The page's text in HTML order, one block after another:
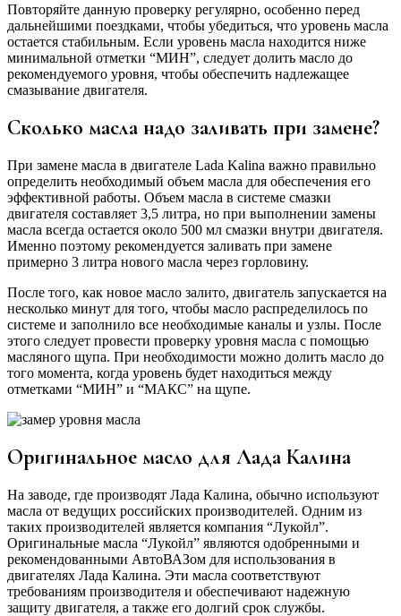
Повторяйте данную проверку регулярно, особенно перед
дальнейшими поездками, чтобы убедиться, что уровень масла
остается стабильным. Если уровень масла находится ниже
минимальной отметки “МИН”, следует долить масло до
рекомендуемого уровня, чтобы обеспечить надлежащее
смазывание двигателя.
Сколько масла надо заливать при замене?
При замене масла в двигателе Lada Kalina важно правильно
определить необходимый объем масла для обеспечения его
эффективной работы. Объем масла в системе смазки
двигателя составляет 3,5 литра, но при выполнении замены
масла всегда остается около 500 мл смазки внутри двигателя.
Именно поэтому рекомендуется заливать при замене
примерно 3 литра нового масла через горловину.
После того, как новое масло залито, двигатель запускается на
несколько минут для того, чтобы масло распределилось по
системе и заполнило все необходимые каналы и узлы. После
этого следует провести проверку уровня масла с помощью
масляного щупа. При необходимости можно долить масло до
того момента, когда уровень будет находиться между
отметками “МИН” и “МАКС” на щупе.
Оригинальное масло для Лада Калина
На заводе, где производят Лада Калина, обычно используют
масла от ведущих российских производителей. Одним из
таких производителей является компания “Лукойл”.
Оригинальные масла “Лукойл” являются одобренными и
рекомендованными АвтоВАЗом для использования в
двигателях Лада Калина. Эти масла соответствуют
требованиям производителя и обеспечивают надежную
защиту двигателя, а также его долгий срок службы.